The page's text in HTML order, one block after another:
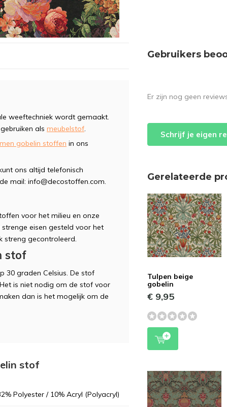
weeftechniek wordt gemaakt.
als meubelstof.
gobelin stoffen in ons
ons altijd telefonisch
mail: info@decostoffen.com.
voor het milieu en onze
eisen gesteld voor het
streng gecontroleerd.
stof
30 graden Celsius. De stof
is niet nodig om de stof voor
dan is het mogelijk om de
stof
Polyester / 10% Acryl (Polyacryl)
Gebruikers
Er zijn nog geen
Schrijf je eigen
Gerelateerde
Tulpen beige
gobelin
€ 9,95